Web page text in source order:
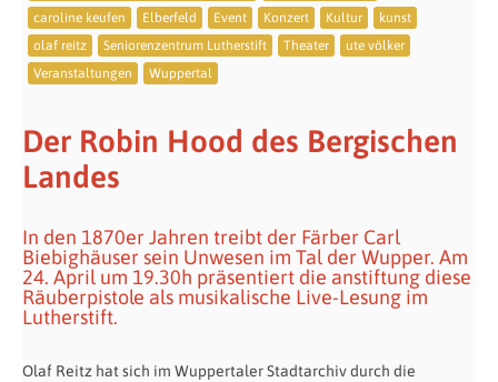
caroline keufen
Elberfeld Event Konzert Kultur
kunst
olaf reitz
Seniorenzentrum Lutherstift Theater
ute völker
Veranstaltungen
Wuppertal
Der Robin Hood des Bergischen
Landes
In den 1870er Jahren treibt der Färber Carl
Biebighäuser sein Unwesen im Tal der Wupper. Am
24. April um 19.30h präsentiert die anstiftung diese
Räuberpistole als musikalische Live-Lesung im
Lutherstift.
Olaf Reitz hat sich im Wuppertaler Stadtarchiv durch die